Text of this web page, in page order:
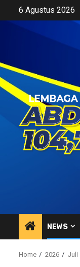
content
6 Agustus 2026
NEWS
Home 2026 Juli